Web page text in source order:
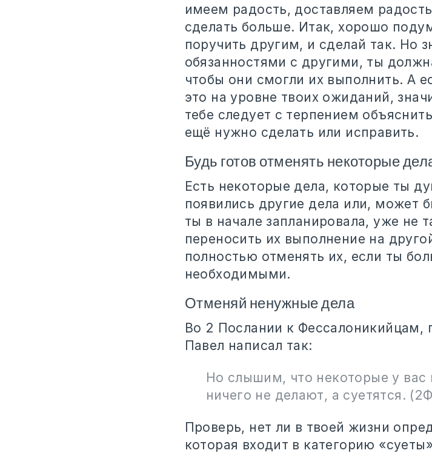
имеем радость, доставляем
сделать больше. Итак, хорошо
поручить другим, и сделай так. Но
обязанностями с другими, ты
чтобы они смогли их выполнить. А
это на уровне твоих ожиданий,
тебе следует с терпением
ещё нужно сделать или исправить.
Будь готов отменять некоторые
Есть некоторые дела, которые ты
появились другие дела или, может
ты в начале запланировала, уже не
переносить их выполнение на
полностью отменять их, если ты
необходимыми.
Отменяй ненужные дела
Во 2 Послании к Фессалоникийцам,
Павел написал так:
Но слышим, что некоторые у вас
ничего не делают, а суетятся.
Проверь, нет ли в твоей жизни
которая входит в категорию